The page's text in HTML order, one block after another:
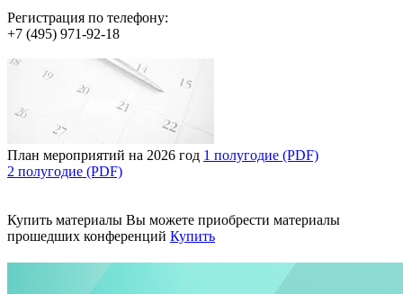
Регистрация по телефону:
+7 (495) 971-92-18
План мероприятий на 2026 год 1 полугодие (PDF)
2 полугодие (PDF)
Купить материалы Вы можете приобрести материалы
прошедших конференций Купить